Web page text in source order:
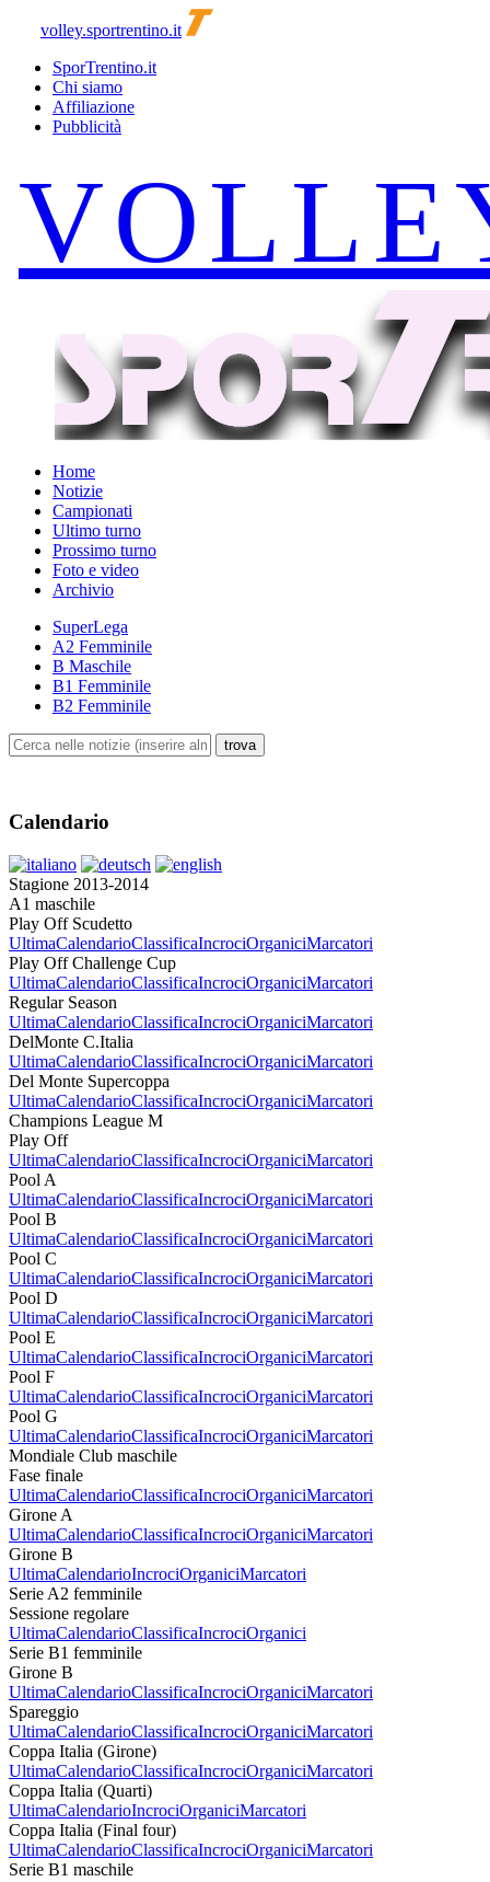
volley.sportrentino.it
SporTrentino.it
Chi siamo
Affiliazione
Pubblicità
Home
Notizie
Campionati
Ultimo turno
Prossimo turno
Foto e video
Archivio
SuperLega
A2 Femminile
B Maschile
B1 Femminile
B2 Femminile
Calendario
Stagione 2013-2014
A1 maschile
Play Off Scudetto
UltimaCalendarioClassificaIncrociOrganiciMarcatori
Play Off Challenge Cup
UltimaCalendarioClassificaIncrociOrganiciMarcatori
Regular Season
UltimaCalendarioClassificaIncrociOrganiciMarcatori
DelMonte C.Italia
UltimaCalendarioClassificaIncrociOrganiciMarcatori
Del Monte Supercoppa
UltimaCalendarioClassificaIncrociOrganiciMarcatori
Champions League M
Play Off
UltimaCalendarioClassificaIncrociOrganiciMarcatori
Pool A
UltimaCalendarioClassificaIncrociOrganiciMarcatori
Pool B
UltimaCalendarioClassificaIncrociOrganiciMarcatori
Pool C
UltimaCalendarioClassificaIncrociOrganiciMarcatori
Pool D
UltimaCalendarioClassificaIncrociOrganiciMarcatori
Pool E
UltimaCalendarioClassificaIncrociOrganiciMarcatori
Pool F
UltimaCalendarioClassificaIncrociOrganiciMarcatori
Pool G
UltimaCalendarioClassificaIncrociOrganiciMarcatori
Mondiale Club maschile
Fase finale
UltimaCalendarioClassificaIncrociOrganiciMarcatori
Girone A
UltimaCalendarioClassificaIncrociOrganiciMarcatori
Girone B
UltimaCalendarioIncrociOrganiciMarcatori
Serie A2 femminile
Sessione regolare
UltimaCalendarioClassificaIncrociOrganici
Serie B1 femminile
Girone B
UltimaCalendarioClassificaIncrociOrganiciMarcatori
Spareggio
UltimaCalendarioClassificaIncrociOrganiciMarcatori
Coppa Italia (Girone)
UltimaCalendarioClassificaIncrociOrganiciMarcatori
Coppa Italia (Quarti)
UltimaCalendarioIncrociOrganiciMarcatori
Coppa Italia (Final four)
UltimaCalendarioClassificaIncrociOrganiciMarcatori
Serie B1 maschile